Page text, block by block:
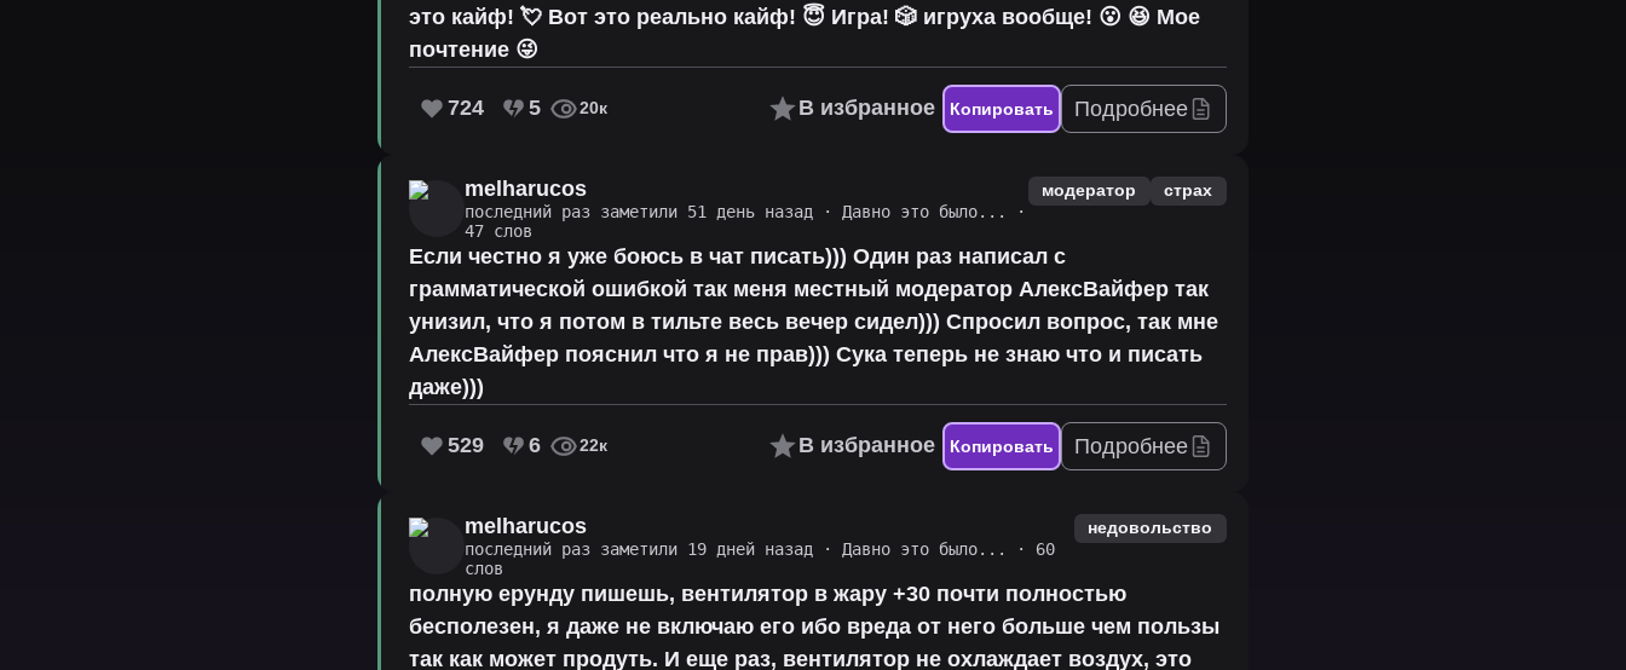
это кайф! 💘 Вот это реально кайф! 😇 Игра! 🎲 игруха вообще! 😮 😆 Мое
почтение 😜
724 5 20к В избранное Копировать Подробнее
melharucos
последний раз заметили 51 день назад · Давно это было...
·
47 слов
модератор страх
Если честно я уже боюсь в чат писать))) Один раз написал с
грамматической ошибкой так меня местный модератор АлексВайфер так
унизил, что я потом в тильте весь вечер сидел))) Спросил вопрос, так мне
АлексВайфер пояснил что я не прав))) Сука теперь не знаю что и писать
даже)))
529 6 22к В избранное Копировать Подробнее
melharucos
последний раз заметили 19 дней назад · Давно это было...
· 60
слов
недовольство
полную ерунду пишешь, вентилятор в жару +30 почти полностью
бесполезен, я даже не включаю его ибо вреда от него больше чем пользы
так как может продуть. И еще раз, вентилятор не охлаждает воздух, это